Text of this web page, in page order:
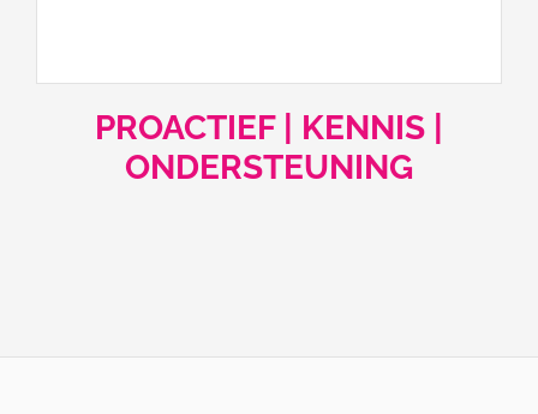
PROACTIEF | KENNIS |
ONDERSTEUNING